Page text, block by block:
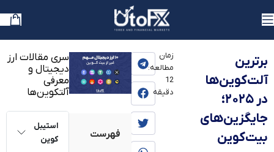
یوتوفارکس
برترین
آلت‌کوین‌ها
در ۲۰۲۵؛
جایگزین‌های
بیت‌کوین
زمان
مطالعه:
12
دقیقه
فهرست
سری مقالات ارز
دیجیتال و
معرفی
آلتکوین‌ها
استیبل
کوین